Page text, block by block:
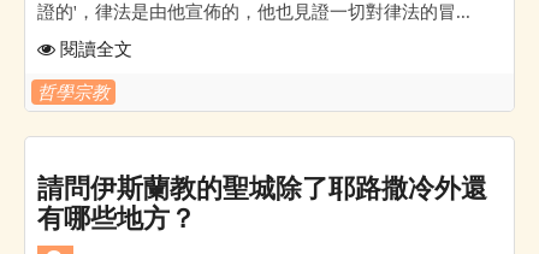
證的'，律法是由他宣佈的，他也見證一切對律法的冒...
閱讀全文
哲學宗教
請問伊斯蘭教的聖城除了耶路撒冷外還
有哪些地方？